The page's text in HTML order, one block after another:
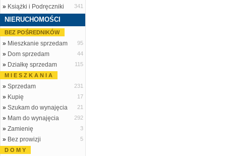
» Książki i Podręczniki 341
NIERUCHOMOŚCI
BEZ POŚREDNIKÓW
» Mieszkanie sprzedam 95
» Dom sprzedam 44
» Działkę sprzedam
115
M I E S Z K A N I A
» Sprzedam 231
» Kupię 17
» Szukam do wynajęcia 21
» Mam do wynajęcia 292
» Zamienię 3
» Bez prowizji
5
D O M Y